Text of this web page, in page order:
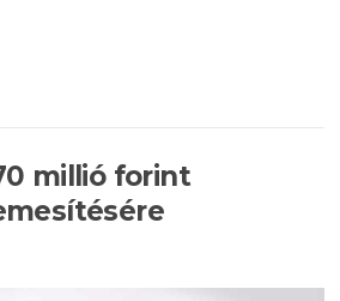
millió forint